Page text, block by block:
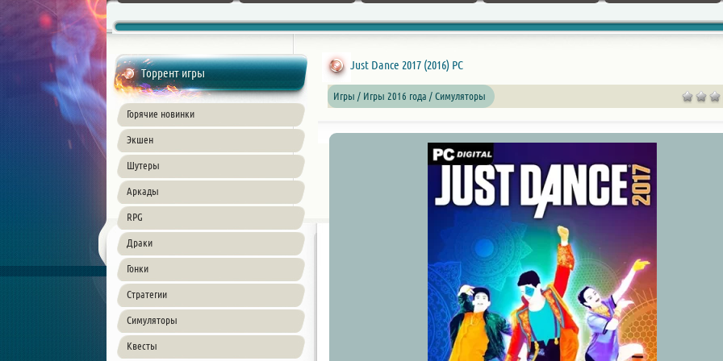
Resynced (2026) PC
Торрент игры
Горячие новинки
Экшен
Шутеры
Аркады
RPG
Драки
Гонки
Стратегии
Симуляторы
Квесты
Just Dance 2017 (2016) PC
Игры / Игры 2016 года / Симуляторы